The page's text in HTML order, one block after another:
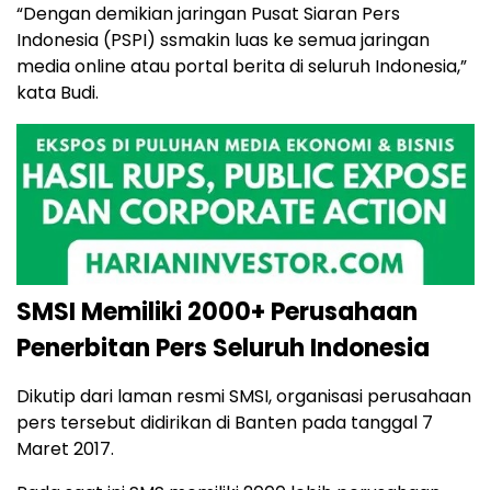
“Dengan demikian jaringan Pusat Siaran Pers
Indonesia (PSPI) ssmakin luas ke semua jaringan
media online atau portal berita di seluruh Indonesia,”
kata Budi.
SMSI Memiliki 2000+ Perusahaan
Penerbitan Pers Seluruh Indonesia
Dikutip dari laman resmi SMSI, organisasi perusahaan
pers tersebut didirikan di Banten pada tanggal 7
Maret 2017.